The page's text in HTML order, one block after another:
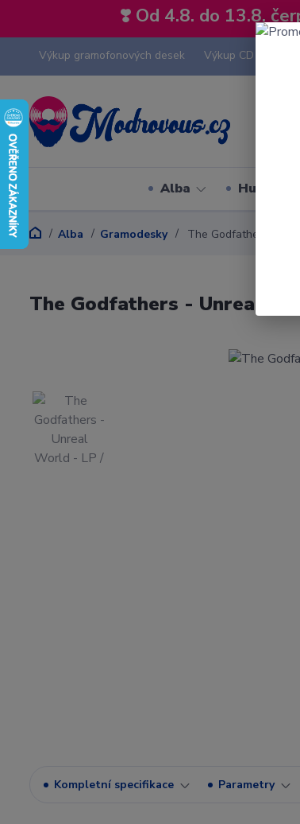
❣️ Od 4.8. do 13.8.
Výkup gramofonových desek Výkup CD
Alba Hudební
Alba Gramodesky The Godfathers -
The Godfathers - Unreal
Kompletní specifikace Parametry